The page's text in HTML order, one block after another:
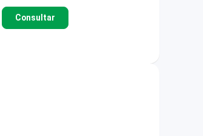
Consultar